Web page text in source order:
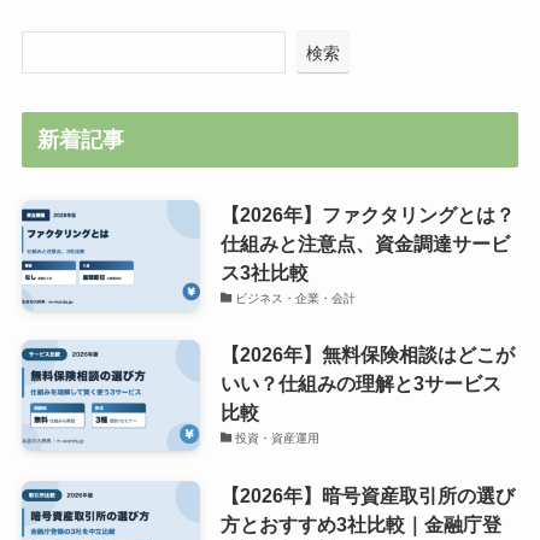
検索
新着記事
【2026年】ファクタリングとは？
仕組みと注意点、資金調達サービ
ス3社比較
ビジネス・企業・会計
【2026年】無料保険相談はどこが
いい？仕組みの理解と3サービス
比較
投資・資産運用
【2026年】暗号資産取引所の選び
方とおすすめ3社比較｜金融庁登